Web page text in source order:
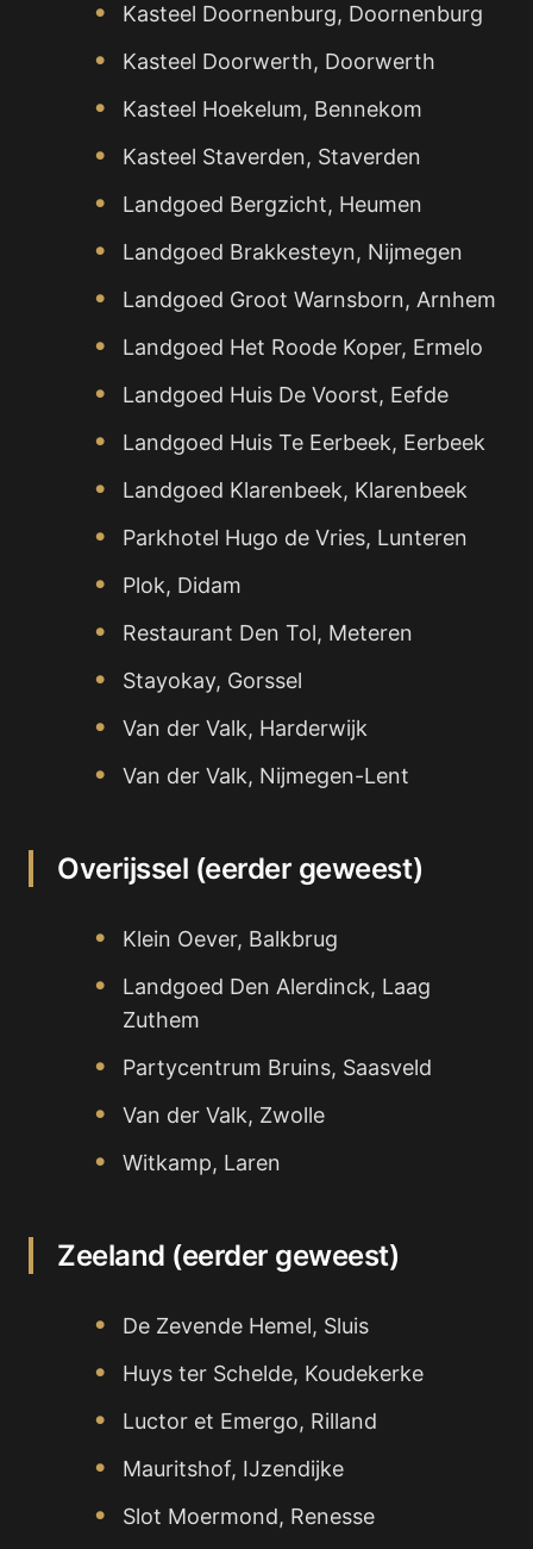
Kasteel Doornenburg, Doornenburg
Kasteel Doorwerth, Doorwerth
Kasteel Hoekelum, Bennekom
Kasteel Staverden, Staverden
Landgoed Bergzicht, Heumen
Landgoed Brakkesteyn, Nijmegen
Landgoed Groot Warnsborn, Arnhem
Landgoed Het Roode Koper, Ermelo
Landgoed Huis De Voorst, Eefde
Landgoed Huis Te Eerbeek, Eerbeek
Landgoed Klarenbeek, Klarenbeek
Parkhotel Hugo de Vries, Lunteren
Plok, Didam
Restaurant Den Tol, Meteren
Stayokay, Gorssel
Van der Valk, Harderwijk
Van der Valk, Nijmegen-Lent
Overijssel (eerder geweest)
Klein Oever, Balkbrug
Landgoed Den Alerdinck, Laag
Zuthem
Partycentrum Bruins, Saasveld
Van der Valk, Zwolle
Witkamp, Laren
Zeeland (eerder geweest)
De Zevende Hemel, Sluis
Huys ter Schelde, Koudekerke
Luctor et Emergo, Rilland
Mauritshof, IJzendijke
Slot Moermond, Renesse